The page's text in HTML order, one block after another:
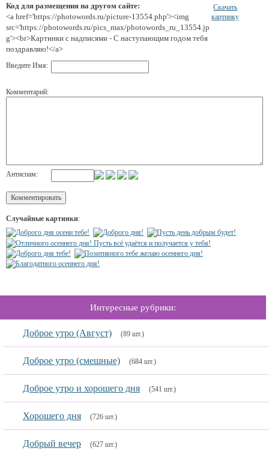
Код для размещения на другом сайте:
<a href='https://photowords.ru/picture-13554.php'><img
src='https://photowords.ru/pics_max/photowords_ru_13554.jp
g'><br>Картинки с надписями - С наступающим годом тебя
поздравляю!</a>
Скачать
картинку
Введите Имя:
Комментарий:
Антиспам:
Случайные картинки:
Интересные рубрики:
Доброе утро (Август) (89 шт.)
Доброе утро (смешные) (684 шт.)
Доброе утро и хорошего дня (541 шт.)
Хорошего дня (726 шт.)
Добрый вечер (627 шт.)